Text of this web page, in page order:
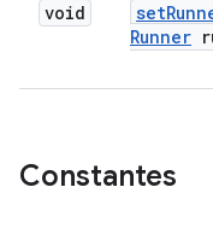
void set
Runner
Constantes